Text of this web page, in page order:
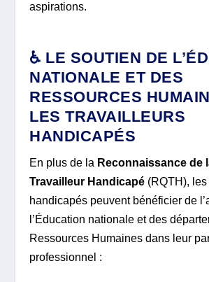
aspirations.
♿ LE SOUTIEN DE
NATIONALE ET DES
RESSOURCES
LES TRAVAILLEURS
HANDICAPÉS
En plus de la Reconnaissance de
Travailleur Handicapé (RQTH),
handicapés peuvent bénéficier de
l’Éducation nationale et des
Ressources Humaines dans leur
professionnel :